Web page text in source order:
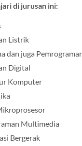
di jurusan ini:
Listrik
dan juga
Digital
Komputer
Multimedia
Bergerak